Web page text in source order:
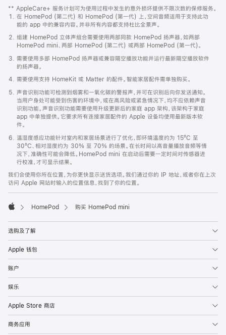
窗
口
中
打
开)
** AppleCare+ 服务计划可为使用过程中发生的意外损坏提供不限次数的保修服务。
在 HomePod (第二代) 和 HomePod (第一代) 上，空间音频适用于支持此功
能的 app 中的兼容内容。并非所有内容都支持杜比全景声。
组建 HomePod 立体声组合需要使用两部同款 HomePod 扬声器，如两部
HomePod mini、两部 HomePod (第二代) 或两部 HomePod (第一代)。
需要使用多部 HomePod 扬声器或兼容隔空播放功能并运行最新隔空播放软件
的扬声器。
需要使用支持 HomeKit 或 Matter 的配件。智能家居配件需单独购买。
声音识别功能可检测到烟雾和一氧化碳的警报声，并可在识别后向你发送通知。
当用户身处可能受到伤害的环境中，或在高风险或紧急情况下，均不应依赖声音
识别功能。声音识别功能需要使用升级更新后的家庭 app 架构，该架构于家庭
app 中单独提供。它要求所有连接家居配件的 Apple 设备均使用最新版本软
件。
温湿度感应功能针对室内和家居场景进行了优化，即环境温度约为 15ºC 至
30ºC、相对湿度约为 30% 至 70% 的场景。在长时间以高音量播放音频等情
况下，准确性可能会降低。HomePod mini 在启动后需要一定时间对传感器进
行校准，才可显示结果。
我们会使用你所在位置，为你更快显示送货选项。我们通过你的 IP 地址，或者你在上次
访问 Apple 网站时输入的位置信息，找到了你的位置。
HomePod 购买 HomePod mini
选购及了解
Apple 钱包
账户
娱乐
Apple Store 商店
商务应用